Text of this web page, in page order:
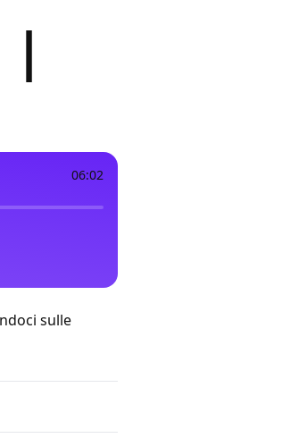
|
06:02
sulle